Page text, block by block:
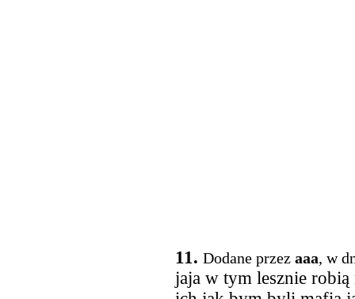
11. Dodane przez aaa, w
jaja w tym lesznie